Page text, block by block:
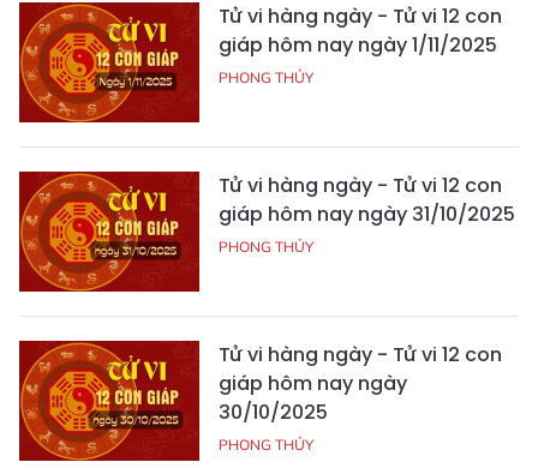
Tử vi hàng ngày - Tử vi 12 con
giáp hôm nay ngày 1/11/2025
PHONG THỦY
Tử vi hàng ngày - Tử vi 12 con
giáp hôm nay ngày 31/10/2025
PHONG THỦY
Tử vi hàng ngày - Tử vi 12 con
giáp hôm nay ngày
30/10/2025
PHONG THỦY